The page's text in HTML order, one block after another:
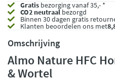
Gratis bezorging vanaf 35,- *
CO2 neutraalbezorgd
Binnen 30 dagen gratis
Klanten beoordelen ons met
Omschrijving
Almo Nature HFC
& Wortel